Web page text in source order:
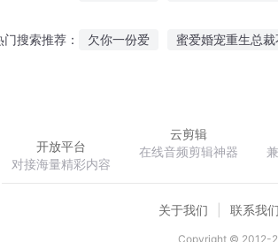
门搜索推荐： 欠你一份爱 蜜爱婚宠重生总
开放平台
对接海量精彩内容
云剪辑
在线音频剪辑神器
关于我们 联系我们
Copyright © 2012-